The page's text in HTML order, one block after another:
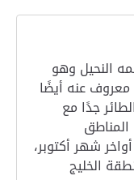
النحيل وهو
معروف عنه أيضًا
جدًا مع
شهر أكتوبر،
الخليج